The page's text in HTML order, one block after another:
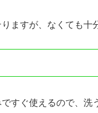
ますが、なくても十
すぐ使えるので、洗